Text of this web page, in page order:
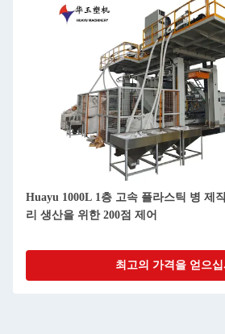
Huayu 1000L 1층 고속 플라스틱 병 제
리 생산을 위한 200점 제어
최고의 가격을 얻으